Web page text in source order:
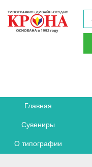
Главная
Сувениры
О типографии